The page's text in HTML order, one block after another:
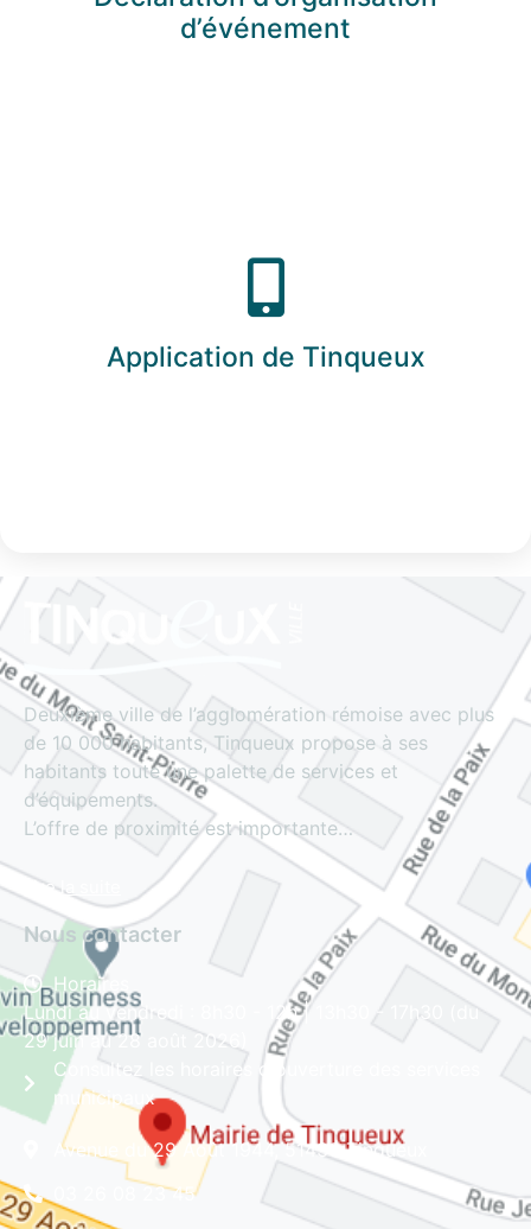
d’événement
Application de Tinqueux
Deuxième ville de l’agglomération rémoise avec plus
de 10 000 habitants, Tinqueux propose à ses
habitants toute une palette de services et
d’équipements.
L’offre de proximité est importante…
Lire la suite
Nous contacter
Horaires
Lundi au vendredi : 8h30 - 12h | 13h30 - 17h30 (du
29 juin au 28 août 2026)
Consultez les horaires d'ouverture des services
municipaux
Avenue du 29 Août 1944, 51430 Tinqueux
03 26 08 23 45